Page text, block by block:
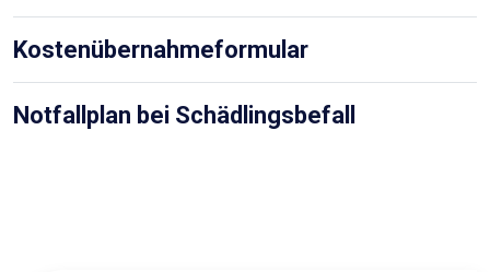
Kostenübernahmeformular
Notfallplan bei Schädlingsbefall